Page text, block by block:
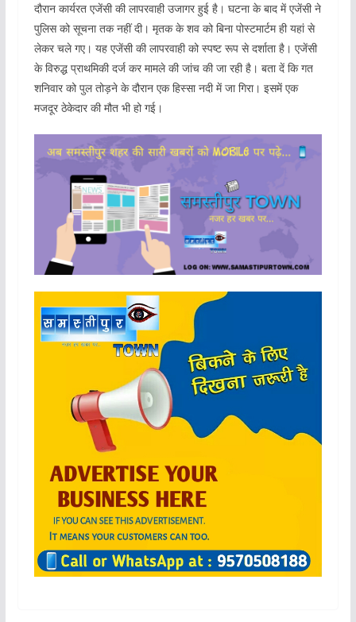
दौरान कार्यरत एजेंसी की लापरवाही उजागर हुई है। घटना के बाद में एजेंसी ने
पुलिस को सूचना तक नहीं दी। मृतक के शव को बिना पोस्टमार्टम ही यहां से
लेकर चले गए। यह एजेंसी की लापरवाही को स्पष्ट रूप से दर्शाता है। एजेंसी
के विरुद्ध प्राथमिकी दर्ज कर मामले की जांच की जा रही है। बता दें कि गत
शनिवार को पुल तोड़ने के दौरान एक हिस्सा नदी में जा गिरा। इसमें एक
मजदूर ठेकेदार की मौत भी हो गई।